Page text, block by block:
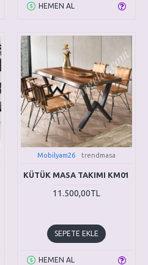
HEMEN AL
Mobilyam26 trendmasa
KÜTÜK MASA TAKIMI KM01
11.500,00TL
SEPETE EKLE
HEMEN AL